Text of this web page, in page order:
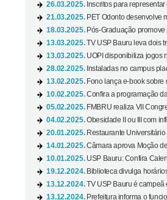
26.03.2025. Inscritos para
21.03.2025. PET Odonto desenvolve
18.03.2025. Pós-Graduação
13.03.2025.TV USP Bauru leva dois
13.03.2025. UOPI disponibiliza jogos
28.02.2025. Instaladas no campus
13.02.2025. Fono lança e-book sobre
10.02.2025.Confira a programação
05.02.2025. FMBRU realiza VII
04.02.2025.Obesidade II ou III com
20.01.2025. Restaurante
14.01.2025.Câmara aprova Moção
10.01.2025. USP Bauru: Confira
19.12.2024. Biblioteca divulga
13.12.2024.TV USP Bauru é campeã
13.12.2024. Prefeitura informa o